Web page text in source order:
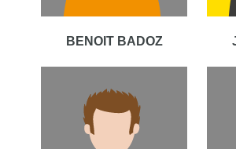
BENOIT BADOZ